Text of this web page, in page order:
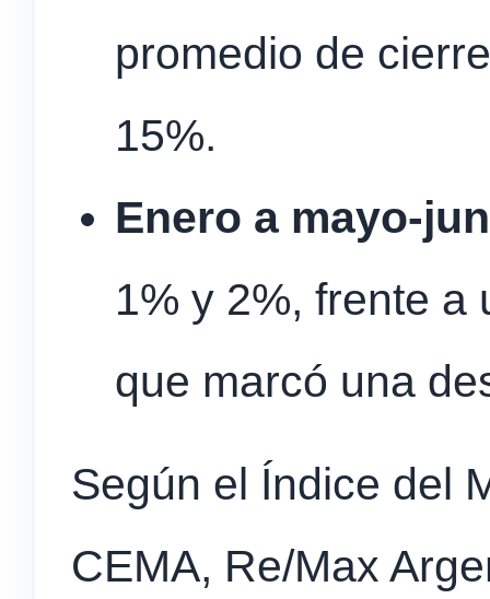
promedio de
15%.
Enero a mayo-
1% y 2%, frente a
que marcó una
Según el Índice del
CEMA, Re/Max